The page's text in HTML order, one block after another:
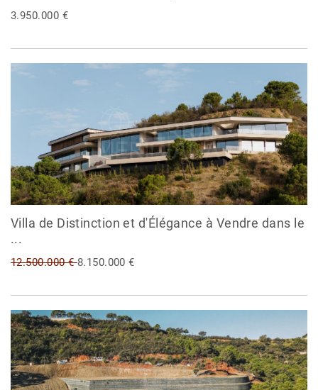
3.950.000 €
Villa de Distinction et d'Élégance à Vendre dans le
...
12.500.000 €8.150.000 €